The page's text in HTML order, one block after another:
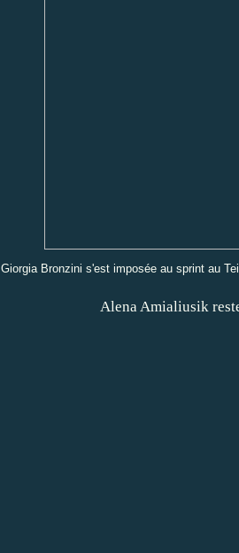
Giorgia Bronzini s'est imposée au sprint au
Alena Amialiusik